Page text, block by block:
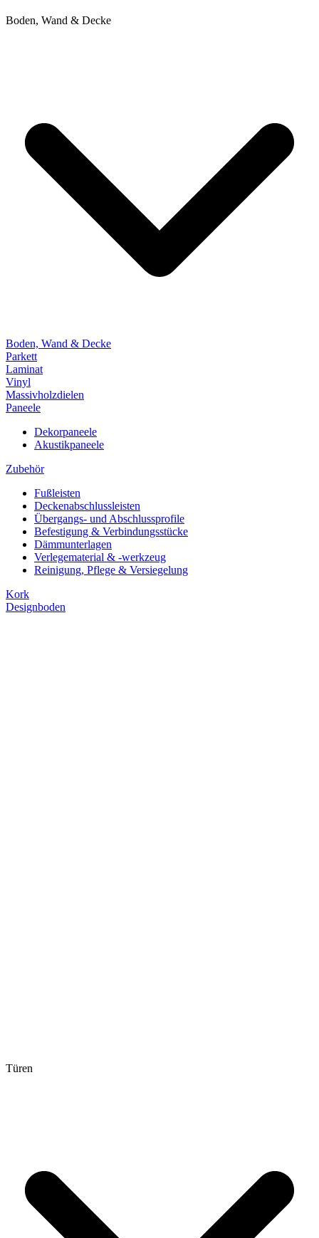
Boden, Wand & Decke
Boden, Wand & Decke
Parkett
Laminat
Vinyl
Massivholzdielen
Paneele
Dekorpaneele
Akustikpaneele
Zubehör
Fußleisten
Deckenabschlussleisten
Übergangs- und Abschlussprofile
Befestigung & Verbindungsstücke
Dämmunterlagen
Verlegematerial & -werkzeug
Reinigung, Pflege & Versiegelung
Kork
Designboden
Türen